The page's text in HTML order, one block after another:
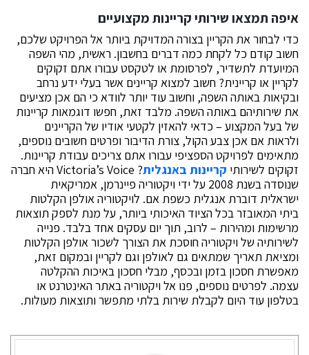
איפה תמצאו שירותי קריינות מקצועיים
כדי לבחור את הקריין בצורה המדויקת ביותר אל הפרויקט שלכם,
חשוב קודם כל לקחת כמה דברים בחשבון. ראשית, מהי השפה
המיועדת לתשדיר, לפרסומת או לטקסט עבורו אתם זקוקים
לקריין או קריינית? חשוב למצוא קריינים אשר בעלי ידע נרחב
ובקיאות באותה השפה, וחשוב עוד יותר לוודא כי הם אכן מציעים
את שירותיהם באותה השפה. מלבד זאת, חפשו דוגמאות קריינות
של בעל המקצוע – כדאי להאזין לקטעי אודיו של הקריינים
ולראות אם אכן צבע הקול, צורת הדיבור ופרטים חשובים נוספים,
מתאימים לפרויקט הספציפי עבורו אתם צריכים עבודת קריינות.
זקוקים לשירותי קריינות באנגלית
? Victoria’s Voice היא חברה
שנוסדה בשנת 2008 על ידי ויקטוריה פיינרמן, אמריקאית
ישראלית דוברת אנגלית כשפת אם. לויקטוריה אולפן הקלטות
ביתי המאובזר בכל הציוד האיכותי ביותר, על מנת לספק תוצאות
מרשימות ומהירות – לרוב, תוך יום עסקים אחד בלבד. פנייה
לשירותיה של ויקטוריה חוסכת את הצורך לשכור אולפן הקלטות
ומציאת תאריך שמתאים גם לאולפן וגם לקריין ובמקום זאת,
מאפשרת חסכון בזמן ובכסף, מבלי חסכון באיכות ההקלטה
עצמה. לפרטים נוספים, פנו אל ויקטוריה באתר האינטרנט או
בטלפון עוד היום לקבלת שירות בלתי מתפשר ותוצאות מעולות.